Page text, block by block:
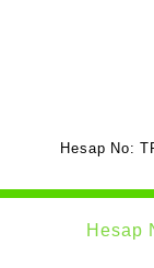
Hesap No:
Hesap